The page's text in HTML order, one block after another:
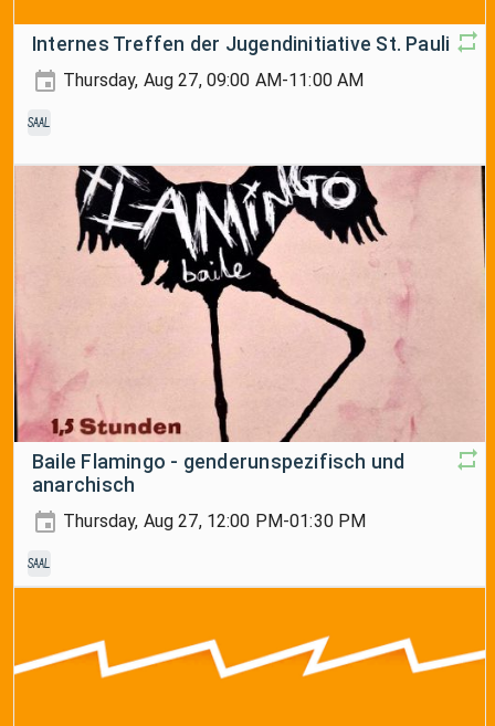
Internes Treffen der Jugendinitiative St. Pauli
Thursday, Aug 27, 09:00 AM-11:00 AM
Saal
Baile Flamingo - genderunspezifisch und
anarchisch
Thursday, Aug 27, 12:00 PM-01:30 PM
Saal